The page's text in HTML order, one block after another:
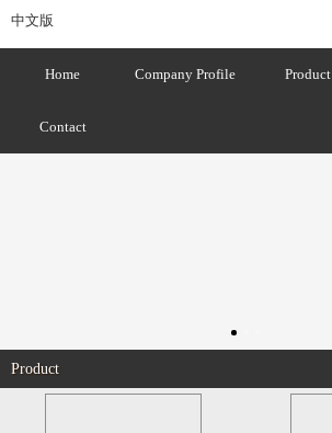
中文版
Home Company Profile Product
Contact
Product